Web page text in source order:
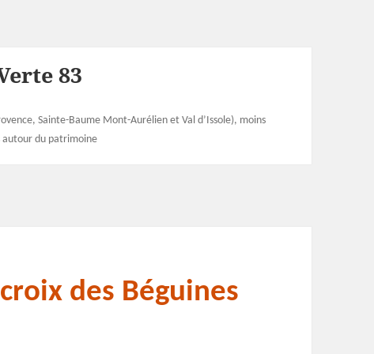
83
Sainte-Baume Mont-Aurélien et Val d’Issole), moins
autour du patrimoine
des Béguines